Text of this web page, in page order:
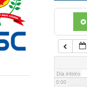
Dia inteiro
0:00